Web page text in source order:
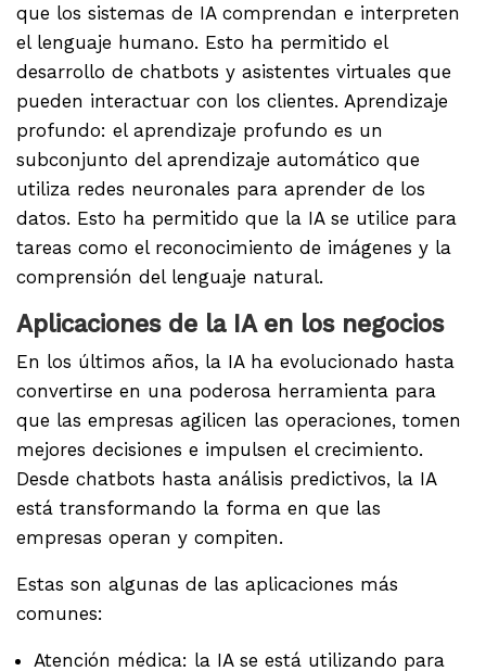
que los sistemas de IA comprendan e interpreten
el lenguaje humano. Esto ha permitido el
desarrollo de chatbots y asistentes virtuales que
pueden interactuar con los clientes. Aprendizaje
profundo: el aprendizaje profundo es un
subconjunto del aprendizaje automático que
utiliza redes neuronales para aprender de los
datos. Esto ha permitido que la IA se utilice para
tareas como el reconocimiento de imágenes y la
comprensión del lenguaje natural.
Aplicaciones de la IA en los negocios
En los últimos años, la IA ha evolucionado hasta
convertirse en una poderosa herramienta para
que las empresas agilicen las operaciones, tomen
mejores decisiones e impulsen el crecimiento.
Desde chatbots hasta análisis predictivos, la IA
está transformando la forma en que las
empresas operan y compiten.
Estas son algunas de las aplicaciones más
comunes:
Atención médica: la IA se está utilizando para